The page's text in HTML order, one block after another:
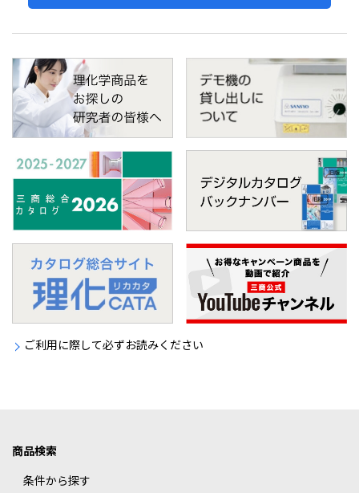
ご利用に際して必ずお読みください
商品検索
条件から探す